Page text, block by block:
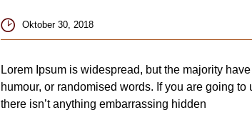
Oktober 30, 2018
Lorem Ipsum is widespread, but the majority
humour, or randomised words. If you are going
there isn’t anything embarrassing hidden